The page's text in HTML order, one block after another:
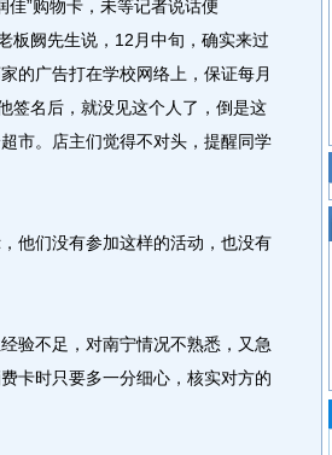
”购物卡，未等记者说话便
板阙先生说，12月中旬，确实来过
的广告打在学校网络上，保证每月
签名后，就没见这个人了，倒是这
市。店主们觉得不对头，提醒同学
们没有参加这样的活动，也没有
不足，对南宁情况不熟悉，又急
卡时只要多一分细心，核实对方的